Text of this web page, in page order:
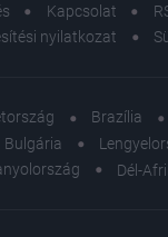
Kapcsolat
nyilatkozat
Brazília
Bulgária
Dél-